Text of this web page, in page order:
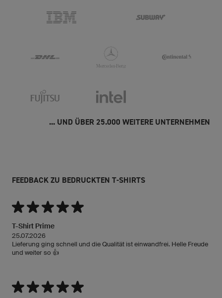
... UND ÜBER 25.000 WEITERE UNTERNEHMEN
FEEDBACK ZU BEDRUCKTEN T-SHIRTS
T-Shirt Prime
25.07.2026
Lieferung ging schnell und die Qualität ist einwandfrei. Helle Freude
und weiter so 👍